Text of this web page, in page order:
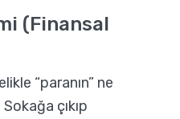
(Finansal
“paranın” ne
çıkıp